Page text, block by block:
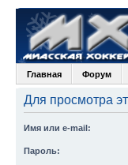
Главная Форум
Для просмотра
Имя или e-mail:
Пароль: